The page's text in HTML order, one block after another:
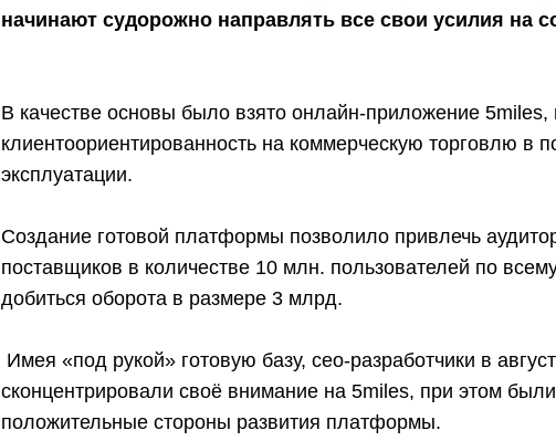
начинают судорожно направлять все свои усилия на
В качестве основы было взято онлайн-приложение
клиентоориентированность на коммерческую торговлю в
эксплуатации.
Создание готовой платформы позволило привлечь
поставщиков в количестве 10 млн. пользователей по
добиться оборота в размере 3 млрд.
Имея «под рукой» готовую базу, сео-разработчики в
сконцентрировали своё внимание на 5miles, при этом
положительные стороны развития платформы.